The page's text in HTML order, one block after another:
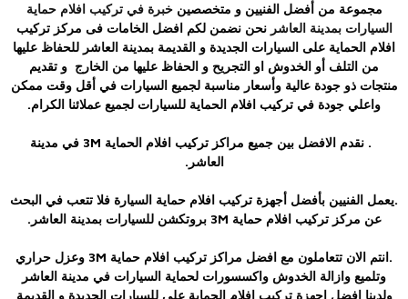
مجموعة من أفضل الفنيين و متخصصينخبرة في تركيب افلام حماية
السيارات بمدينة العاشر نحن نضمن لكم افضل الخامات فى مركز تركيب
افلام الحماية على السيارات الجديدة و القديمة بمدينة العاشر للحفاظ عليها
من التلف أو الخدوش او التجريح و الحفاظ عليها من الخارج و تقديم
منتجات ذو جودة عالية وأسعار مناسبة لجميع السيارات في أقل وقت ممكن
واعلي جودة في تركيب افلام الحماية للسيارات لجميع عملائنا الكرام.
. نقدم الافضل بين جميع مراكز تركيب افلام الحماية 3M في مدينة
العاشر.
.يعمل الفنيين بأفضل أجهزة تركيب افلام حماية السيارة فلا تتعب في البحث
عن مركز تركيب افلام حماية 3M بروتكشن للسيارات بمدينة العاشر.
.انتم الان تتعاملون مع افضل مراكز تركيب افلام حماية 3M وعزل حراري
وتلميع وازالة الخدوش واكسسورات لحماية السيارات في مدينة العاشر
ولدينا افضل اجهزة تركيب افلام الحماية على للسيارات الجديدة و القديمة